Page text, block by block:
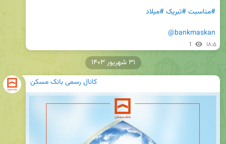
#مناسبت#تبریک#میلاد
@bankmaskan
1 ۱۸:۵
کانال رسمی بانک مسکن
۳۱ شهریور ۱۴۰۳